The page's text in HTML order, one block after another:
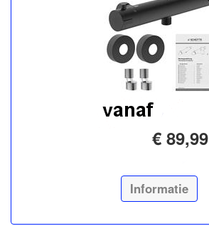
€ 89,99
Informatie